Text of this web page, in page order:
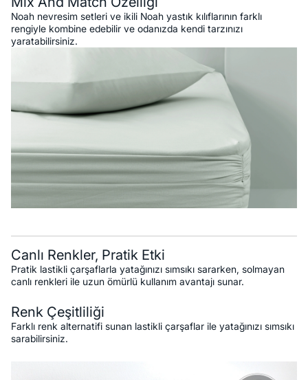
Noah nevresim setleri ve ikili Noah yastık kılıflarının farklı
rengiyle kombine edebilir ve odanızda kendi tarzınızı
yaratabilirsiniz.
Canlı Renkler, Pratik Etki
Pratik lastikli çarşaflarla yatağınızı sımsıkı sararken, solmayan
canlı renkleri ile uzun ömürlü kullanım avantajı sunar.
Renk Çeşitliliği
Farklı renk alternatifi sunan lastikli çarşaflar ile yatağınızı sımsıkı
sarabilirsiniz.